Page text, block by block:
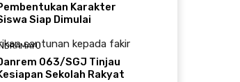
santunan kepada fakir
Karakter
Siap Dimulai
063/SGJ Tinjau
Sekolah Rakyat